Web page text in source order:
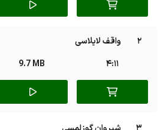
2
واقف لایلاسی
4:11
9.7 MB